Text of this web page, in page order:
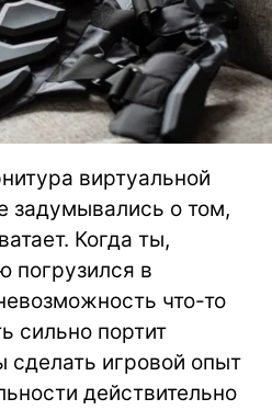
виртуальной
задумывались о том,
Когда ты,
погрузился в
что-то
сильно портит
сделать игровой опыт
действительно